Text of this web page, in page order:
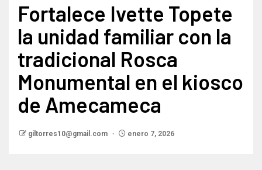
Fortalece Ivette Topete
la unidad familiar con la
tradicional Rosca
Monumental en el kiosco
de Amecameca
giltorres10@gmail.com enero 7, 2026